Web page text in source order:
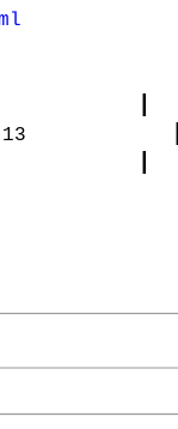
　　　　　　　 ┃
　　　　　　 ┃